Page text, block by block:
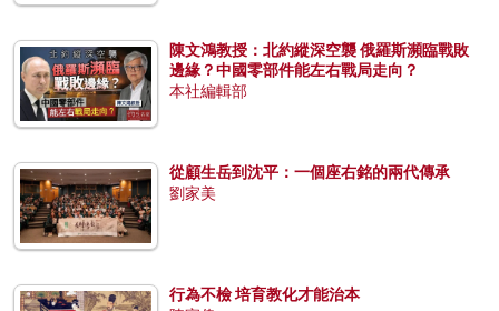
陳文鴻教授：北約縱深空襲 俄羅斯瀕臨戰敗
邊緣？中國零部件能左右戰局走向？
本社編輯部
從顧生岳到沈平：一個座右銘的兩代傳承
劉家美
行為不檢 培育教化才能治本